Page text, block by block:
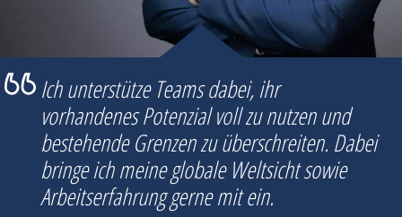
Ich unterstütze Teams dabei, ihr
vorhandenes Potenzial voll zu nutzen und
bestehende Grenzen zu überschreiten. Dabei
bringe ich meine globale Weltsicht sowie
Arbeitserfahrung gerne mit ein.